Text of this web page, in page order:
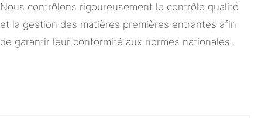
Nous contrôlons rigoureusement le contrôle qualité
et la gestion des matières premières entrantes afin
de garantir leur conformité aux normes nationales.